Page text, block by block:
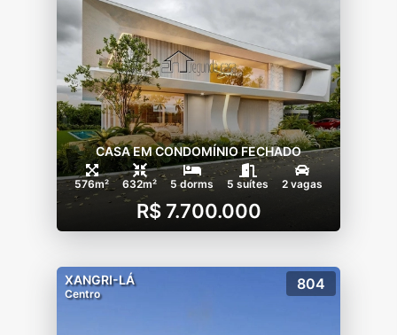
CASA EM CONDOMÍNIO FECHADO
576m² 632m² 5 dorms 5 suítes 2 vagas
R$ 7.700.000
XANGRI-LÁ
Centro
804